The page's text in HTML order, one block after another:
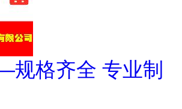
规格齐全 专业制